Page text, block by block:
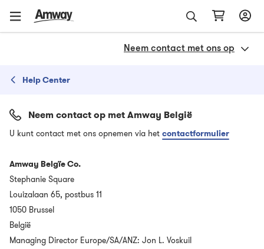
Neem contact met ons op
Help Center
Neem contact op met Amway België
U kunt contact met ons opnemen via het contactformulier
Amway Belgïe Co.
Stephanie Square
Louizalaan 65, postbus 11
1050 Brussel
België
Managing Director Europe/SA/ANZ: Jon L. Voskuil